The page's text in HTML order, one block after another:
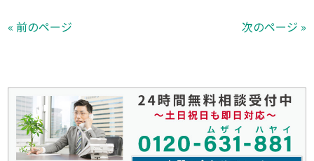
« 前のページ 次のページ »